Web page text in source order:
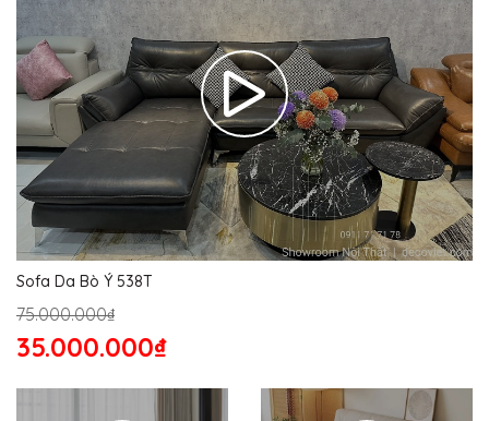
Sofa Da Bò Ý 538T
75.000.000₫
35.000.000₫